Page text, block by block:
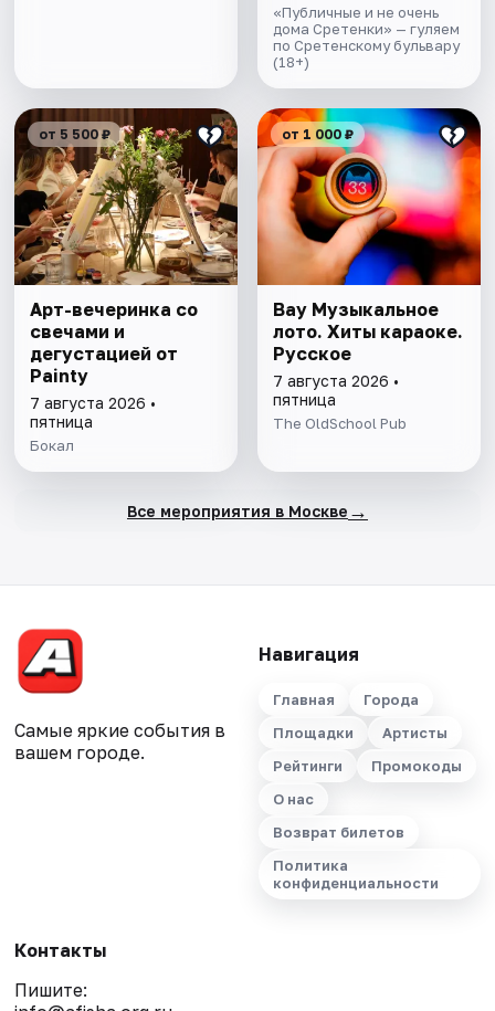
«Публичные и не очень
дома Сретенки» — гуляем
по Сретенскому бульвару
(18+)
от 5 500 ₽
Арт-вечеринка со
свечами и
дегустацией от
Painty
7 августа 2026 •
пятница
Бокал
от 1 000 ₽
Вау Музыкальное
лото. Хиты караоке.
Русское
7 августа 2026 •
пятница
The OldSchool Pub
Все мероприятия в Москве →
Самые яркие события в
вашем городе.
Навигация
Главная
Города
Площадки
Артисты
Рейтинги
Промокоды
О нас
Возврат билетов
Политика
конфиденциальности
Контакты
Пишите: